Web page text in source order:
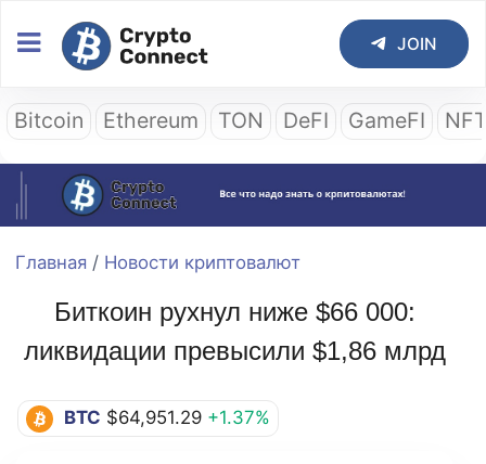
JOIN
Bitcoin Ethereum TON DeFI GameFI
Главная / Новости криптовалют
Биткоин рухнул ниже $66 000:
ликвидации превысили $1,86 млрд
BTC $64,951.29 +1.37%